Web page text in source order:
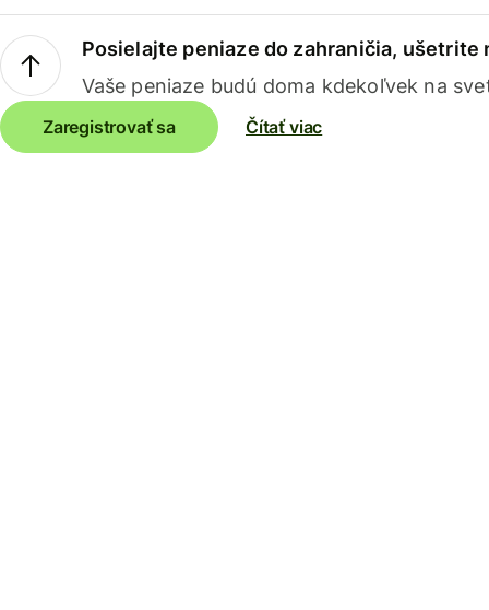
Posielajte peniaze do zahraničia, ušetrite
Vaše peniaze budú doma kdekoľvek na
Zaregistrovať sa Čítať viac